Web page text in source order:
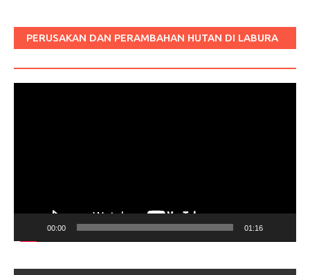
PERUSAKAN DAN PERAMBAHAN HUTAN DI LABURA
00:00 01:16